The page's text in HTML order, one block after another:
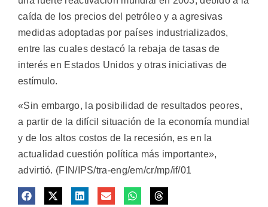
caída de los precios del petróleo y a agresivas
medidas adoptadas por países industrializados,
entre las cuales destacó la rebaja de tasas de
interés en Estados Unidos y otras iniciativas de
estímulo.
«Sin embargo, la posibilidad de resultados peores,
a partir de la difícil situación de la economía mundial
y de los altos costos de la recesión, es en la
actualidad cuestión política más importante»,
advirtió. (FIN/IPS/tra-eng/em/cr/mp/if/01